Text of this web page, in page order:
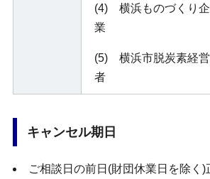
(4) 横浜ものづくり
業
(5) 横浜市脱炭素経
者
キャンセル期日
ご相談日の前日(財団休業日を除く)